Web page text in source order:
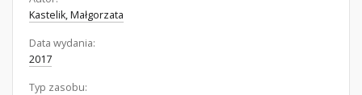
Kastelik, Małgorzata
Data wydania:
2017
Typ zasobu: